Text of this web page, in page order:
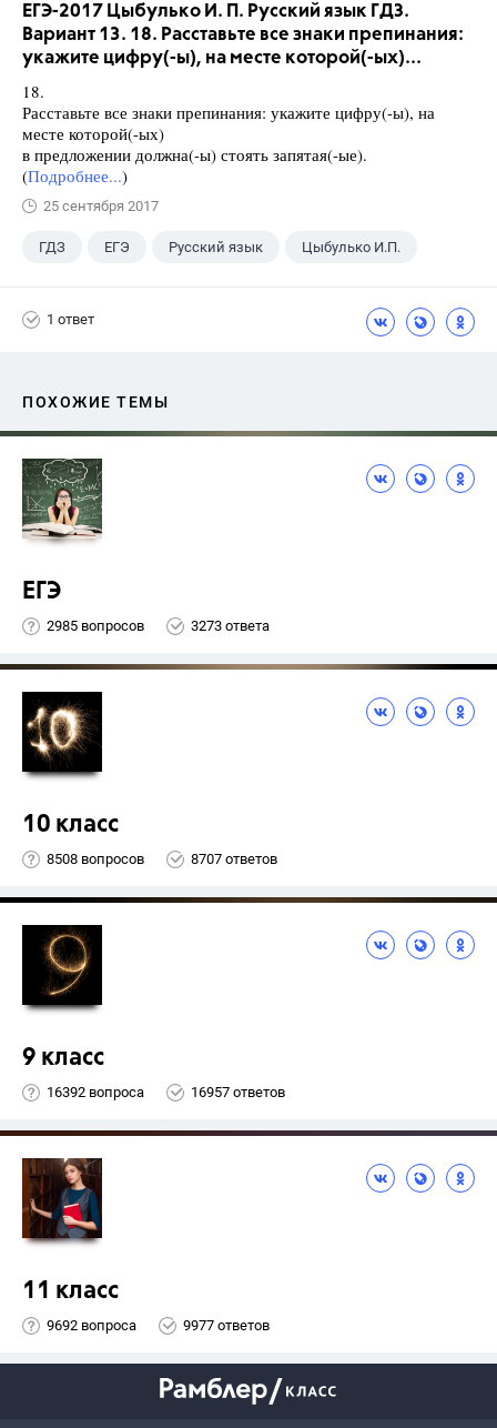
ЕГЭ-2017 Цыбулько И. П. Русский язык ГДЗ.
Вариант 13. 18. Расставьте все знаки препинания:
укажите цифру(-ы), на месте которой(-ых)...
18.
Расставьте все знаки препинания: укажите цифру(-ы), на
месте которой(-ых)
в предложении должна(-ы) стоять запятая(-ые).
(Подробнее...)
25 сентября 2017
ГДЗ ЕГЭ Русский язык Цыбулько И.П.
1 ответ
ПОХОЖИЕ ТЕМЫ
ЕГЭ
2985 вопросов 3273 ответа
10 класс
8508 вопросов 8707 ответов
9 класс
16392 вопроса 16957 ответов
11 класс
9692 вопроса 9977 ответов